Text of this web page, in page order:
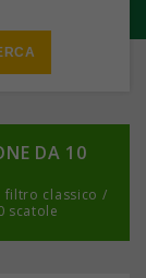
DA 10
filtro classico /
scatole